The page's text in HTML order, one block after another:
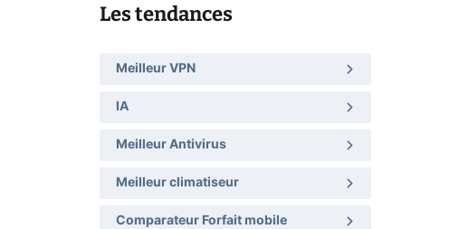
Les tendances
Meilleur VPN
IA
Meilleur Antivirus
Meilleur climatiseur
Comparateur Forfait mobile